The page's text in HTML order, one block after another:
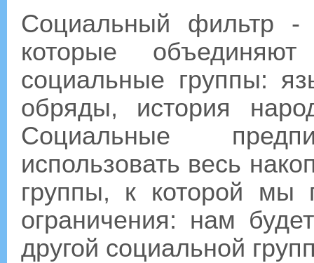
Социальный фильтр -
которые
социальные группы:
обряды, история
Социальные
использовать весь
группы, к которой мы
ограничения: нам
другой социальной